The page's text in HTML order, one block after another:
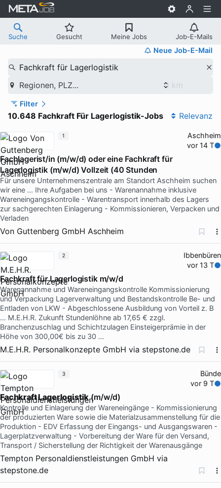
Suche Gesucht Meine Jobs Job-E-Mails
Neue Job-E-Mail
Fachkraft für Lagerlogistik
Regionen, PLZ...
Filter
10.648 Fachkraft Für Lagerlogistik-Jobs Relevanz
Aschheim
vor 14 T
Fachlagerist/in (m/w/d) oder eine Fachkraft für
Lagerlogistik (m/w/d) Vollzeit (40 Stunden
Für unsere Unternehmenszentrale am Standort Aschheim suchen
wir eine … Ihre Aufgaben bei uns - Warenannahme inklusive
Wareneingangskontrolle - Warentransport innerhalb des Lagers
zur sachgerechten Einlagerung - Kommissionieren, Verpacken und
Verladen
Von Guttenberg GmbH Aschheim
1
Ibbenbüren
vor 13 T
Fachkraft für Lagerlogistik m/w/d
Warenannahme und Wareneingangskontrolle Kommissionierung
und Verpackung Lagerverwaltung und Bestandskontrolle Be- und
Entladen von LKW - Abgeschlossene Ausbildung von Vorteil z. B
… M.E.H.R. Zukunft Stundenlöhne ab 17,65 € zzgl.
Branchenzuschlag und Schichtzulagen Einsteigerprämie in der
Höhe von 300,00€ bis zu 30 …
M.E.H.R. Personalkonzepte GmbH via stepstone.de
2
Bünde
vor 9 T
Fachkraft Lagerlogistik(m/w/d)
Kontrolle und Einlagerung der Wareneingänge - Kommissionierung
der produzierten Ware sowie die Materialzusammenstellung für die
Produktion - EDV Erfassung der Eingangs- und Ausgangswaren -
Lagerplatzverwaltung - Vorbereitung der Ware für den Versand,
Transport / Sicherstellung der Richtigkeit der Warenausgänge
Tempton Personaldienstleistungen GmbH via
stepstone.de
3